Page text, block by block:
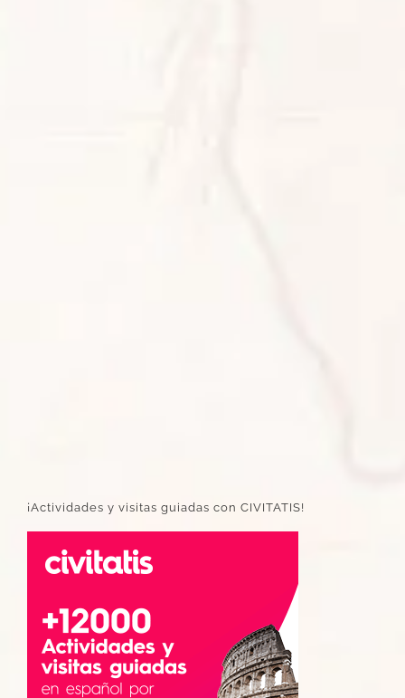
¡Actividades y visitas guiadas con CIVITATIS!